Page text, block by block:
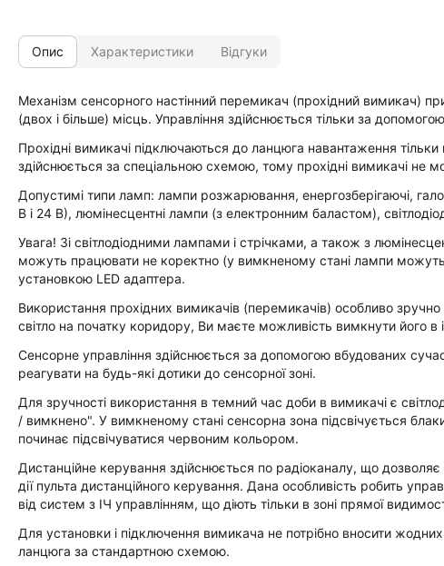
Опис Характеристики Відгуки
Механізм сенсорного настінний перемикач (прохідний вимикач)
(двох і більше) місць. Управління здійснюється тільки за
Прохідні вимикачі підключаються до ланцюга навантаження
здійснюється за спеціальною схемою, тому прохідні вимикачі не
Допустимі типи ламп: лампи розжарювання, енергозберігаючі,
В і 24 В), люмінесцентні лампи (з електронним баластом),
Увага! Зі світлодіодними лампами і стрічками, а також з
можуть працювати не коректно (у вимкненому стані лампи
установкою LED адаптера.
Використання прохідних вимикачів (перемикачів) особливо
світло на початку коридору, Ви маєте можливість вимкнути його в
Сенсорне управління здійснюється за допомогою вбудованих
реагувати на будь-які дотики до сенсорної зоні.
Для зручності використання в темний час доби в вимикачі є
/ вимкнено". У вимкненому стані сенсорна зона підсвічується
починає підсвічуватися червоним кольором.
Дистанційне керування здійснюється по радіоканалу, що
дії пульта дистанційного керування. Дана особливість робить
від систем з ІЧ управлінням, що діють тільки в зоні прямої
Для установки і підключення вимикача не потрібно вносити
ланцюга за стандартною схемою.